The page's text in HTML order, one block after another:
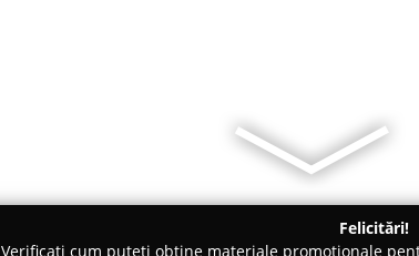
Felicitări!
Verificați cum puteți obține materiale promoționale